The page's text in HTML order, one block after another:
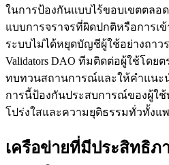
ในการป้องกันแบบไร้ขอบเขตตลอ
แบบการจราจรที่ผิดปกติหรือการเ
ระบบไม่ได้หยุดบัญชีผู้ใช้อย่างถา
Validators DAO ทีมติดต่อผู้ใช้โดย
ทบทวนสถานการณ์และให้คําแนะ
การนี้ป้องกันประสบการณ์ของผู้ใ
โปร่งใสและความยุติธรรมทั่วทั้งแ
เครือข่ายที่มีประสิทธิภ